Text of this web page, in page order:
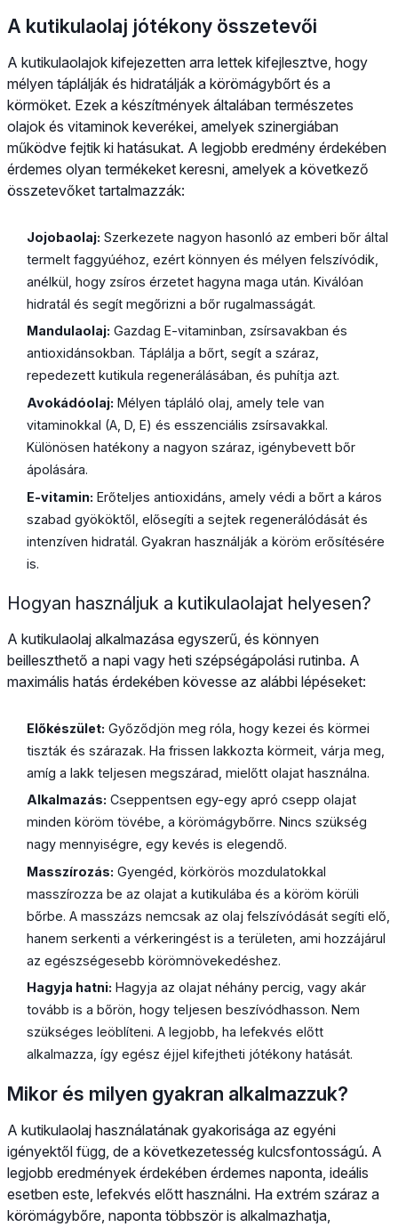
A kutikulaolaj jótékony összetevői
A kutikulaolajok kifejezetten arra lettek kifejlesztve, hogy
mélyen táplálják és hidratálják a körömágybőrt és a
körmöket. Ezek a készítmények általában természetes
olajok és vitaminok keverékei, amelyek szinergiában
működve fejtik ki hatásukat. A legjobb eredmény érdekében
érdemes olyan termékeket keresni, amelyek a következő
összetevőket tartalmazzák:
Jojobaolaj: Szerkezete nagyon hasonló az emberi bőr által
termelt faggyúéhoz, ezért könnyen és mélyen felszívódik,
anélkül, hogy zsíros érzetet hagyna maga után. Kiválóan
hidratál és segít megőrizni a bőr rugalmasságát.
Mandulaolaj: Gazdag E-vitaminban, zsírsavakban és
antioxidánsokban. Táplálja a bőrt, segít a száraz,
repedezett kutikula regenerálásában, és puhítja azt.
Avokádóolaj: Mélyen tápláló olaj, amely tele van
vitaminokkal (A, D, E) és esszenciális zsírsavakkal.
Különösen hatékony a nagyon száraz, igénybevett bőr
ápolására.
E-vitamin: Erőteljes antioxidáns, amely védi a bőrt a káros
szabad gyököktől, elősegíti a sejtek regenerálódását és
intenzíven hidratál. Gyakran használják a köröm erősítésére
is.
Hogyan használjuk a kutikulaolajat helyesen?
A kutikulaolaj alkalmazása egyszerű, és könnyen
beilleszthető a napi vagy heti szépségápolási rutinba. A
maximális hatás érdekében kövesse az alábbi lépéseket:
Előkészület: Győződjön meg róla, hogy kezei és körmei
tiszták és szárazak. Ha frissen lakkozta körmeit, várja meg,
amíg a lakk teljesen megszárad, mielőtt olajat használna.
Alkalmazás: Cseppentsen egy-egy apró csepp olajat
minden köröm tövébe, a körömágybőrre. Nincs szükség
nagy mennyiségre, egy kevés is elegendő.
Masszírozás: Gyengéd, körkörös mozdulatokkal
masszírozza be az olajat a kutikulába és a köröm körüli
bőrbe. A masszázs nemcsak az olaj felszívódását segíti elő,
hanem serkenti a vérkeringést is a területen, ami hozzájárul
az egészségesebb körömnövekedéshez.
Hagyja hatni: Hagyja az olajat néhány percig, vagy akár
tovább is a bőrön, hogy teljesen beszívódhasson. Nem
szükséges leöblíteni. A legjobb, ha lefekvés előtt
alkalmazza, így egész éjjel kifejtheti jótékony hatását.
Mikor és milyen gyakran alkalmazzuk?
A kutikulaolaj használatának gyakorisága az egyéni
igényektől függ, de a következetesség kulcsfontosságú. A
legjobb eredmények érdekében érdemes naponta, ideális
esetben este, lefekvés előtt használni. Ha extrém száraz a
körömágybőre, naponta többször is alkalmazhatja,